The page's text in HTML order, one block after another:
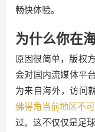
畅快体验。
为什么你在
原因很简单，版权
会对国内流媒体平
为来自海外，访问
佛得角当前地区不
过。这不仅仅是足